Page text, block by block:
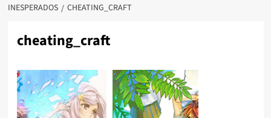
INESPERADOS
CHEATING_CRAFT
cheating_craft